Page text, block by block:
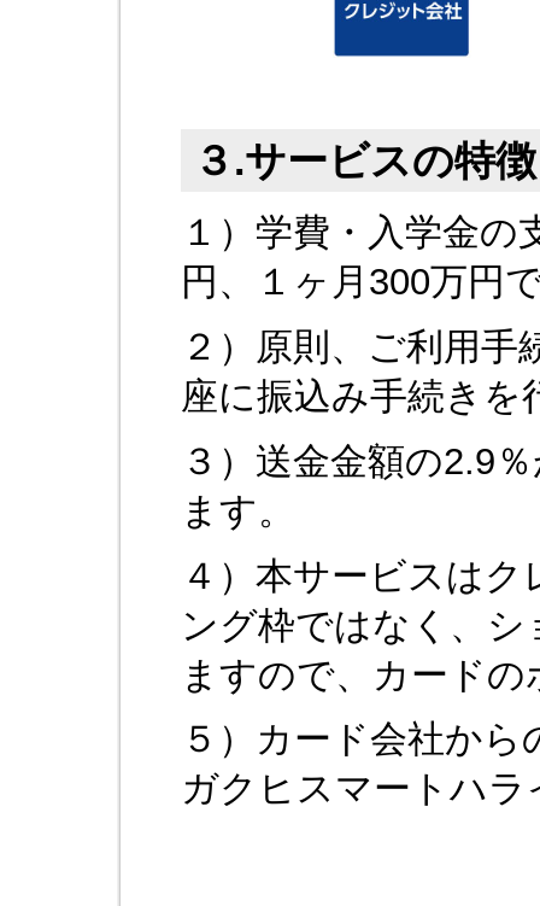
３.サービスの特徴
１）学費・入学金の
円、１ヶ月300万円
２）原則、ご利用
座に振込み手続きを
３）送金金額の2.9
ます。
４）本サービスは
ング枠ではなく、
ますので、カード
５）カード会社か
ガクヒスマートハ